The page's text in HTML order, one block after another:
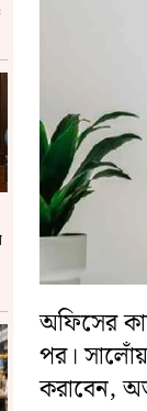
অফিসের
পর।
করাবেন,